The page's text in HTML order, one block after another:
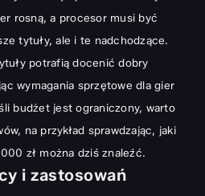
rosną, a procesor musi być
tytuły, ale i te nadchodzące.
potrafią docenić dobry
wymagania sprzętowe dla gier
budżet jest ograniczony, warto
na przykład sprawdzając, jaki
zł można dziś znaleźć.
i zastosowań